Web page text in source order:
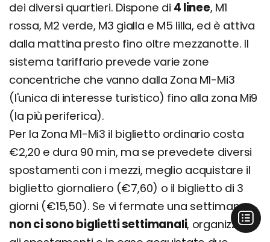
dei diversi quartieri. Dispone di 4 linee, M1
rossa, M2 verde, M3 gialla e M5 lilla, ed è attiva
dalla mattina presto fino oltre mezzanotte. Il
sistema tariffario prevede varie zone
concentriche che vanno dalla Zona M1-Mi3
(l'unica di interesse turistico) fino alla zona Mi9
(la più periferica).
Per la Zona M1-Mi3 il biglietto ordinario costa
€2,20 e dura 90 min, ma se prevedete diversi
spostamenti con i mezzi, meglio acquistare il
biglietto giornaliero (€7,60) o il biglietto di 3
giorni (€15,50). Se vi fermate una settimana,
non ci sono biglietti settimanali, organizzate